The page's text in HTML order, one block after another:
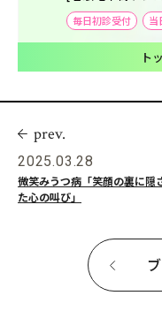
毎日初診受付 当
ト
prev.
2025.03.28
微笑みうつ病「笑顔の裏に隠
た心の叫び」